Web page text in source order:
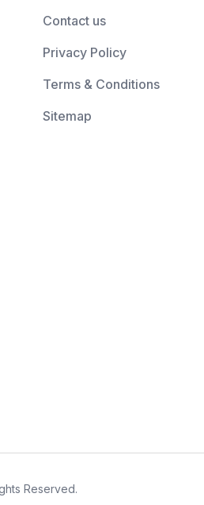
Contact us
Privacy Policy
Terms & Conditions
Sitemap
Reserved.